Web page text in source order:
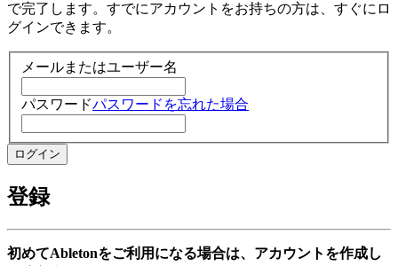
で完了します。すでにアカウントをお持ちの方は、すぐにロ
グインできます。
メールまたはユーザー名
パスワードパスワードを忘れた場合
登録
初めてAbletonをご利用になる場合は、アカウントを作成し